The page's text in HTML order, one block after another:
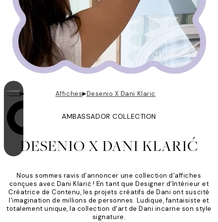
La boucle est activée
▸ Affiches▸Desenio X Dani Klaric
AMBASSADOR COLLECTION
DESENIO X DANI KLARIĆ
Nous sommes ravis d'annoncer une collection d'affiches
conçues avec Dani Klarić ! En tant que Designer d'Intérieur et
Créatrice de Contenu, les projets créatifs de Dani ont suscité
l'imagination de millions de personnes. Ludique, fantaisiste et
totalement unique, la collection d'art de Dani incarne son style
signature.​